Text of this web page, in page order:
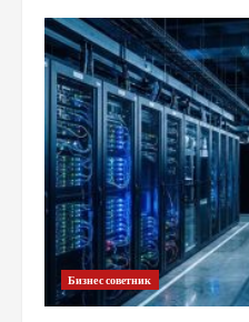
Бизнес советник